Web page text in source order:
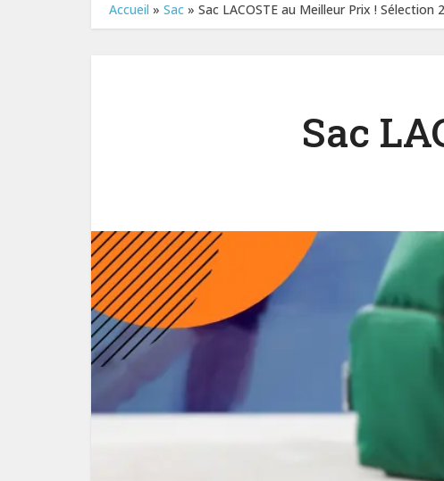
Accueil » Sac » Sac LACOSTE au Meilleur Prix ! Sélection
Sac